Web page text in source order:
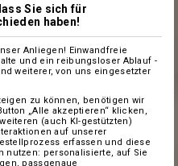
Sie sich für
haben!
Anliegen! Einwandfreie
und ein reibungsloser Ablauf -
weiterer, von uns eingesetzter
zu können, benötigen wir
„Alle akzeptieren“ klicken,
(auch KI-gestützten)
auf unserer
erfassen und diese
personalisierte, auf Sie
passgenaue